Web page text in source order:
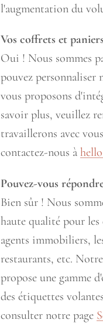
l'augmentation du
Vos coffrets et
Oui ! Nous sommes
pouvez personnaliser
vous proposons
savoir plus, veuillez
travaillerons avec
contactez-nous à
Pouvez-vous
Bien sûr ! Nous
haute qualité pour
agents immobiliers,
restaurants, etc.
propose une gamme
des étiquettes
consulter notre page